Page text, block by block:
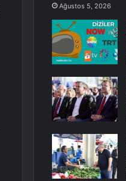
Ağustos 5, 2026